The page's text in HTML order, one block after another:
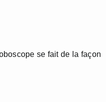
se fait de la façon